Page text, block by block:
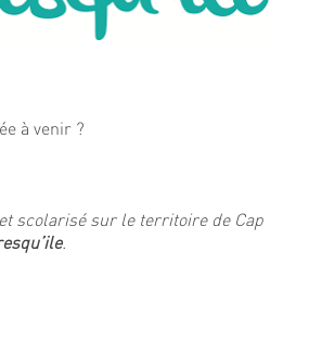
à venir ?
scolarisé sur le territoire de Cap
.